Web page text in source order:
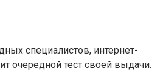
специалистов, интернет-
очередной тест своей выдачи.